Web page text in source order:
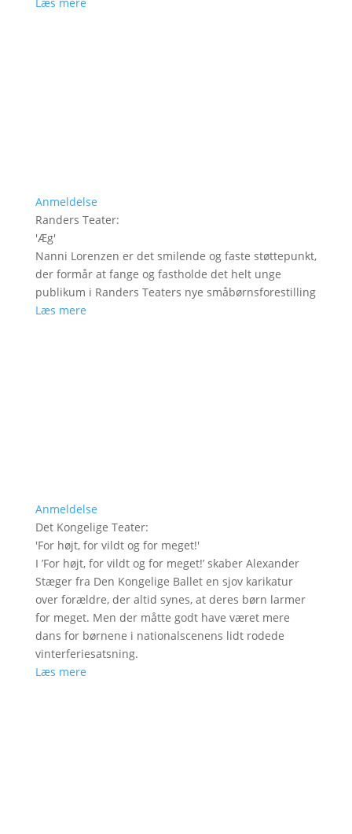
Anmeldelse
Randers Teater:
'Æg'
Nanni Lorenzen er det smilende og faste støttepunkt,
der formår at fange og fastholde det helt unge
publikum i Randers Teaters nye småbørnsforestilling
Læs mere
Anmeldelse
Det Kongelige Teater:
'For højt, for vildt og for meget!'
I ’For højt, for vildt og for meget!’ skaber Alexander
Stæger fra Den Kongelige Ballet en sjov karikatur
over forældre, der altid synes, at deres børn larmer
for meget. Men der måtte godt have været mere
dans for børnene i nationalscenens lidt rodede
vinterferiesatsning.
Læs mere